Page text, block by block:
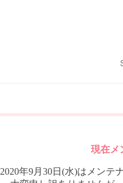
現在メ
2020年9月30日(水)はメンテ